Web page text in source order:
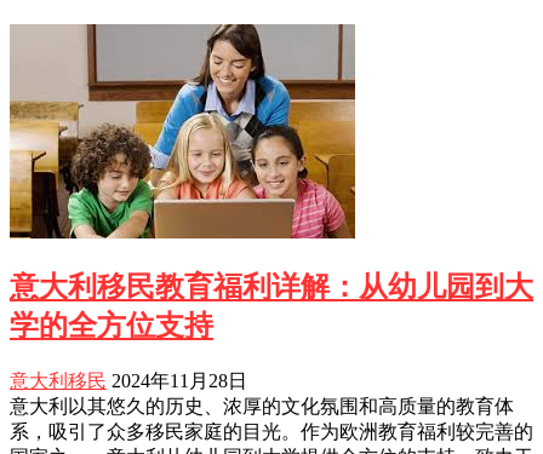
意大利移民教育福利详解：从幼儿园到大
学的全方位支持
意大利移民 2024年11月28日
意大利以其悠久的历史、浓厚的文化氛围和高质量的教育体
系，吸引了众多移民家庭的目光。作为欧洲教育福利较完善的